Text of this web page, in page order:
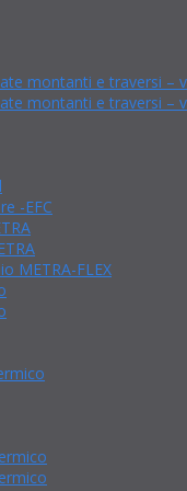
montanti e traversi –
montanti e traversi –
-EFC
METRA-FLEX